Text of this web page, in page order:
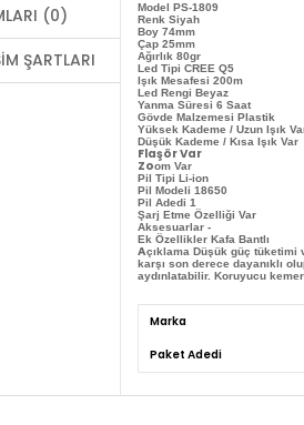
(0)
ŞARTLARI
Model PS-1809
Renk Siyah
Boy 74mm
Çap 25mm
Ağırlık 80gr
Led Tipi CREE Q5
Işık Mesafesi 200m
Led Rengi Beyaz
Yanma Süresi 6 Saat
Gövde Malzemesi Plastik
Yüksek Kademe / Uzun Işık
Düşük Kademe / Kısa Işık Var
Flaşör Var
Zoom Var
PilTipi Li-ion
Pil Modeli 18650
Pil Adedi 1
Şarj Etme Özelliği Var
Aksesuarlar -
Ek Özellikler Kafa Bantlı
Açıklama Düşük güç tüketimi
karşı son derece dayanıklı
aydınlatabilir. Koruyucu
Marka
Paket Adedi